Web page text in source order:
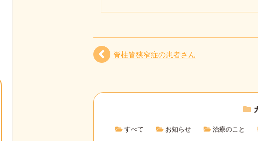
脊柱管狭窄症の患者さん
すべて お知らせ 治療のこと